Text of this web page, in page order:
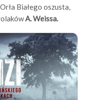
Białego oszusta,
A. Weissa.